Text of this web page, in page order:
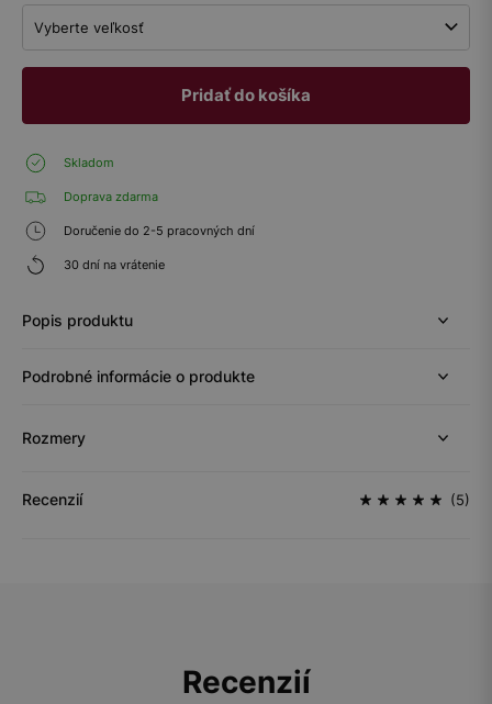
Vyberte veľkosť
Pridať do košíka
Skladom
Doprava zdarma
Doručenie do 2-5 pracovných dní
30 dní na vrátenie
Popis produktu
Podrobné informácie o produkte
Rozmery
Recenzií (5)
Recenzií